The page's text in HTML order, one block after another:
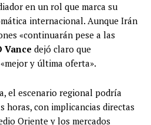
en un rol que marca su
internacional. Aunque Irán
«continuarán pese a las
Vance dejó claro que
y última oferta».
el escenario regional podría
horas, con implicancias directas
Oriente y los mercados